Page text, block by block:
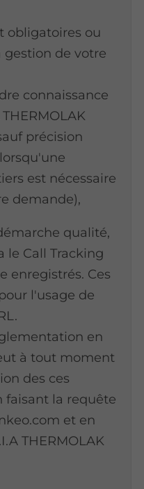
obligatoires ou
de votre
connaissance
précision
est nécessaire
demande),
qualité,
le Call Tracking
enregistrés. Ces
l'usage de
en
à tout moment
des ces
faisant la requête
et en
THERMOLAK